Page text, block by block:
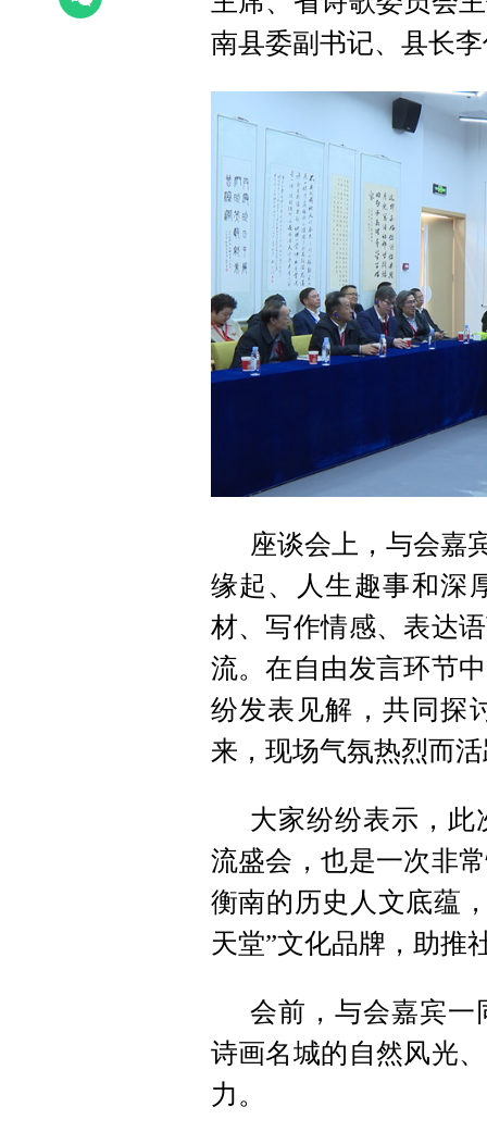
南县委副书记、县长
座谈会上，与会嘉
缘起、人生趣事和深
材、写作情感、表达
流。在自由发言环节
纷发表见解，共同探
来，现场气氛热烈而
大家纷纷表示，
流盛会，也是一次非
衡南的历史人文底蕴
天堂”文化品牌，助推
会前，与会嘉宾一
诗画名城的自然风光
力。